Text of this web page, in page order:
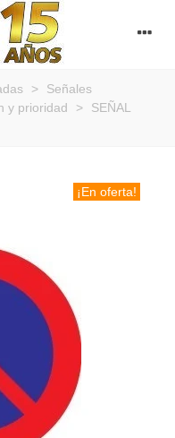
>
Señales
y prioridad >
SEÑAL
¡En oferta!